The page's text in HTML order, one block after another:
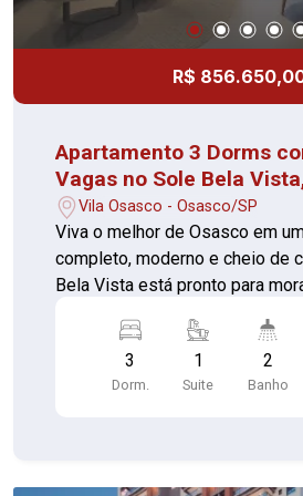
Misericórdia e Ultracron
proporcionando praticidade no
Bela Vista é a escolha perfeita
um novo lar com lazer
conheça sua nova casa!
R$
Apartamento 3 Dorms
Vagas no Sole Bela
Vila Osasco - Osasco/SP
Viva o melhor de Osasco em
completo, moderno e cheio de
Bela Vista está pronto para
bem-estar e a conveniência da
Unidade disponível: 3 dormitórios, sendo 1 suíte
2 vagas de garagem Valor: R$ 856.650,00 O
3
Dorm.
1
Suite
2
Banho